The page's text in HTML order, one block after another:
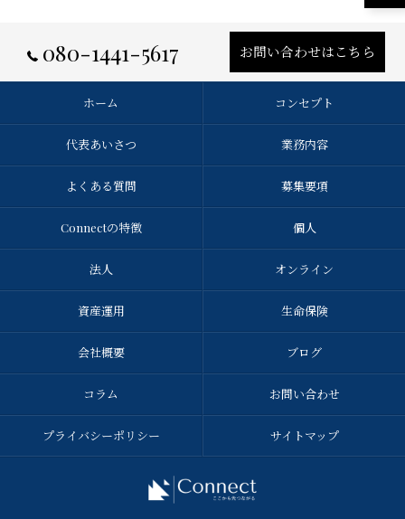
080-1441-5617 お問い合わせはこちら
ホーム コンセプト
代表あいさつ 業務内容
よくある質問 募集要項
Connectの特徴 個人
法人 オンライン
資産運用 生命保険
会社概要 ブログ
コラム お問い合わせ
プライバシーポリシー サイトマップ